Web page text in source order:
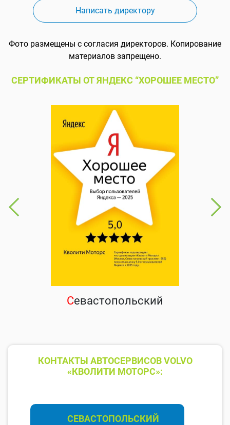
Написать директору
Фото размещены с согласия директоров. Копирование
материалов запрещено.
СЕРТИФИКАТЫ ОТ ЯНДЕКС “ХОРОШЕЕ МЕСТО”
Севастопольский
КОНТАКТЫ АВТОСЕРВИСОВ VOLVO
«КВОЛИТИ МОТОРС»:
СЕВАСТОПОЛЬСКИЙ